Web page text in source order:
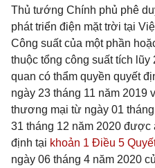
Thủ tướng Chính phủ phê
phát triển điện mặt trời tại
Công suất của một phần
thuộc tổng công suất tích
quan có thẩm quyền quyết
ngày 23 tháng 11 năm 2019
thương mại từ ngày 01
31 tháng 12 năm 2020 được
định tại khoản 1 Điều 5
ngày 06 tháng 4 năm 2020